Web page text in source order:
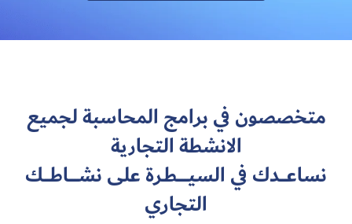
متخصصون في برامج المحاسبة لجميع
الانشطة التجارية
نساعــــدك في السيـــــــطـرة على نشــــــاطــــك
التجاري